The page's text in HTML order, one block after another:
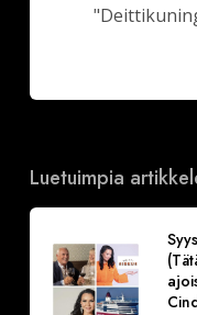
Luetuimpia